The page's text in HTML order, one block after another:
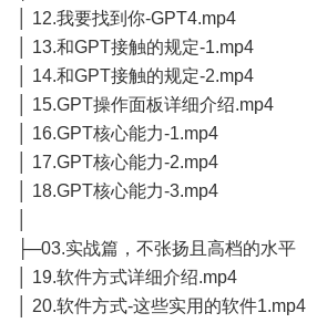
│ 12.我要找到你-GPT4.mp4
│ 13.和GPT接触的规定-1.mp4
│ 14.和GPT接触的规定-2.mp4
│ 15.GPT操作面板详细介绍.mp4
│ 16.GPT核心能力-1.mp4
│ 17.GPT核心能力-2.mp4
│ 18.GPT核心能力-3.mp4
├─03.实战篇，不张扬且高档的水平
│ 19.软件方式详细介绍.mp4
│ 20.软件方式-这些实用的软件1.mp4